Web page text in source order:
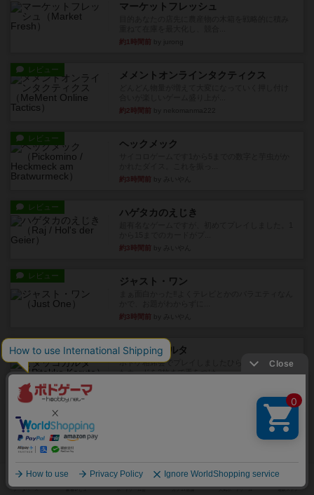
マーケットフレッシュ
約1時間前
レビュー メメントオンラインタクティクス
約2時間前
レビュー ヘックメック
約3時間前
レビュー ハゲタカのえじき
約3時間前
レビュー ジャスト・ワン
約3時間前
ピタッコカルタ
ボドゲ相席会でプレイしましたひらがなが書かれ
たカードを2枚まで手をつけ...
ルール/インスト
約4時間前 by jurong